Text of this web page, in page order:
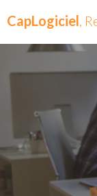
CapLogiciel,